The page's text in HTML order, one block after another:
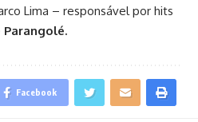
Lima – responsável por hits
Facebook